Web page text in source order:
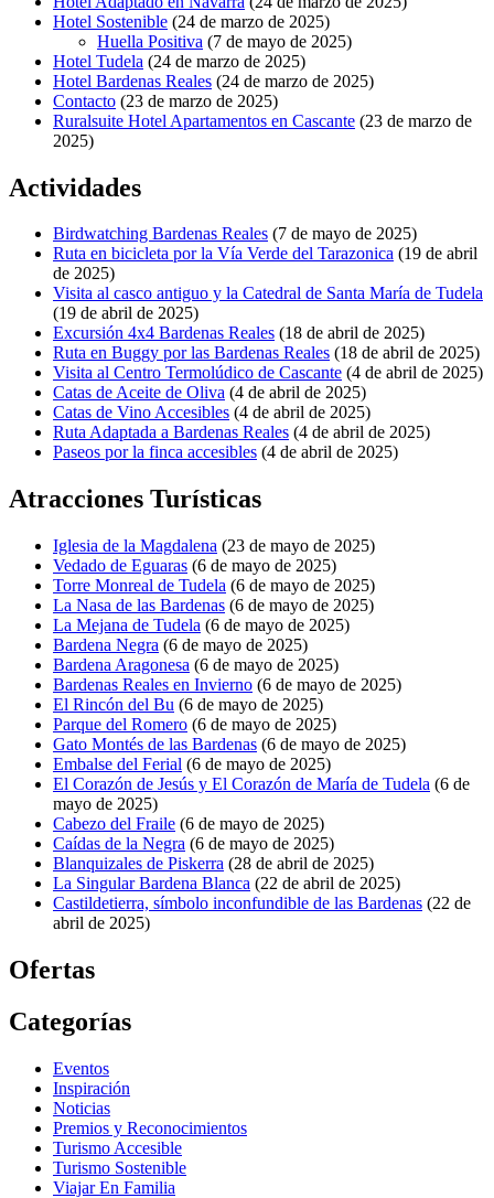
Hotel Sostenible (24 de marzo de 2025)
Huella Positiva (7 de mayo de 2025)
Hotel Tudela (24 de marzo de 2025)
Hotel Bardenas Reales (24 de marzo de 2025)
Contacto (23 de marzo de 2025)
Ruralsuite Hotel Apartamentos en Cascante (23 de marzo de
2025)
Actividades
Birdwatching Bardenas Reales (7 de mayo de 2025)
Ruta en bicicleta por la Vía Verde del Tarazonica (19 de abril
de 2025)
Visita al casco antiguo y la Catedral de Santa María de Tudela
(19 de abril de 2025)
Excursión 4x4 Bardenas Reales (18 de abril de 2025)
Ruta en Buggy por las Bardenas Reales (18 de abril de 2025)
Visita al Centro Termolúdico de Cascante (4 de abril de 2025)
Catas de Aceite de Oliva (4 de abril de 2025)
Catas de Vino Accesibles (4 de abril de 2025)
Ruta Adaptada a Bardenas Reales (4 de abril de 2025)
Paseos por la finca accesibles (4 de abril de 2025)
Atracciones Turísticas
Iglesia de la Magdalena (23 de mayo de 2025)
Vedado de Eguaras (6 de mayo de 2025)
Torre Monreal de Tudela (6 de mayo de 2025)
La Nasa de las Bardenas (6 de mayo de 2025)
La Mejana de Tudela (6 de mayo de 2025)
Bardena Negra (6 de mayo de 2025)
Bardena Aragonesa (6 de mayo de 2025)
Bardenas Reales en Invierno (6 de mayo de 2025)
El Rincón del Bu (6 de mayo de 2025)
Parque del Romero (6 de mayo de 2025)
Gato Montés de las Bardenas (6 de mayo de 2025)
Embalse del Ferial (6 de mayo de 2025)
El Corazón de Jesús y El Corazón de María de Tudela (6 de
mayo de 2025)
Cabezo del Fraile (6 de mayo de 2025)
Caídas de la Negra (6 de mayo de 2025)
Blanquizales de Piskerra (28 de abril de 2025)
La Singular Bardena Blanca (22 de abril de 2025)
Castildetierra, símbolo inconfundible de las Bardenas (22 de
abril de 2025)
Ofertas
Categorías
Eventos
Inspiración
Noticias
Premios y Reconocimientos
Turismo Accesible
Turismo Sostenible
Viajar En Familia